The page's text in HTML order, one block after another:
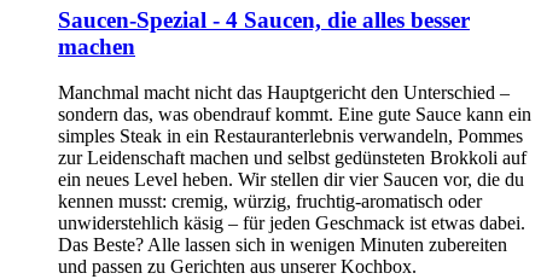
Saucen-Spezial - 4 Saucen, die alles besser
machen
Manchmal macht nicht das Hauptgericht den Unterschied –
sondern das, was obendrauf kommt. Eine gute Sauce kann ein
simples Steak in ein Restauranterlebnis verwandeln, Pommes
zur Leidenschaft machen und selbst gedünsteten Brokkoli auf
ein neues Level heben. Wir stellen dir vier Saucen vor, die du
kennen musst: cremig, würzig, fruchtig-aromatisch oder
unwiderstehlich käsig – für jeden Geschmack ist etwas dabei.
Das Beste? Alle lassen sich in wenigen Minuten zubereiten
und passen zu Gerichten aus unserer Kochbox.